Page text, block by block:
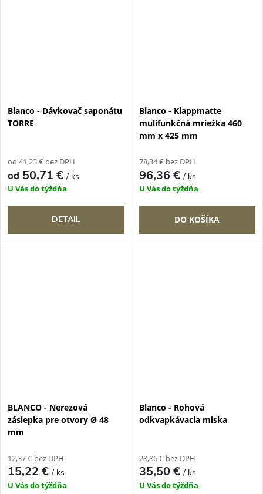
Blanco - Dávkovač saponátu
TORRE
od 41,23 € bez DPH
od 50,71 €/ ks
U Vás do týždňa
DETAIL
Blanco - Klappmatte
mulifunkčná mriežka 460
mm x 425 mm
78,34 € bez DPH
96,36 €/ ks
U Vás do týždňa
DO KOŠÍKA
BLANCO - Nerezová
záslepka pre otvory Ø 48
mm
12,37 € bez DPH
15,22 €/ ks
U Vás do týždňa
Blanco - Rohová
odkvapkávacia miska
28,86 € bez DPH
35,50 €/ ks
U Vás do týždňa